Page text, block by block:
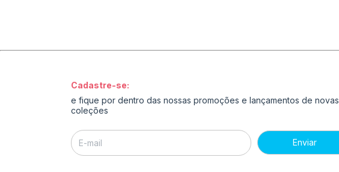
Cadastre-se:
e fique por dentro das nossas promoções e lançamentos de novas
coleções